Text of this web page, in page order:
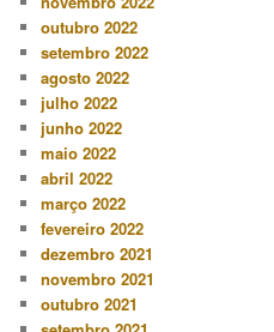
outubro 2022
setembro 2022
agosto 2022
julho 2022
junho 2022
maio 2022
abril 2022
março 2022
fevereiro 2022
dezembro 2021
novembro 2021
outubro 2021